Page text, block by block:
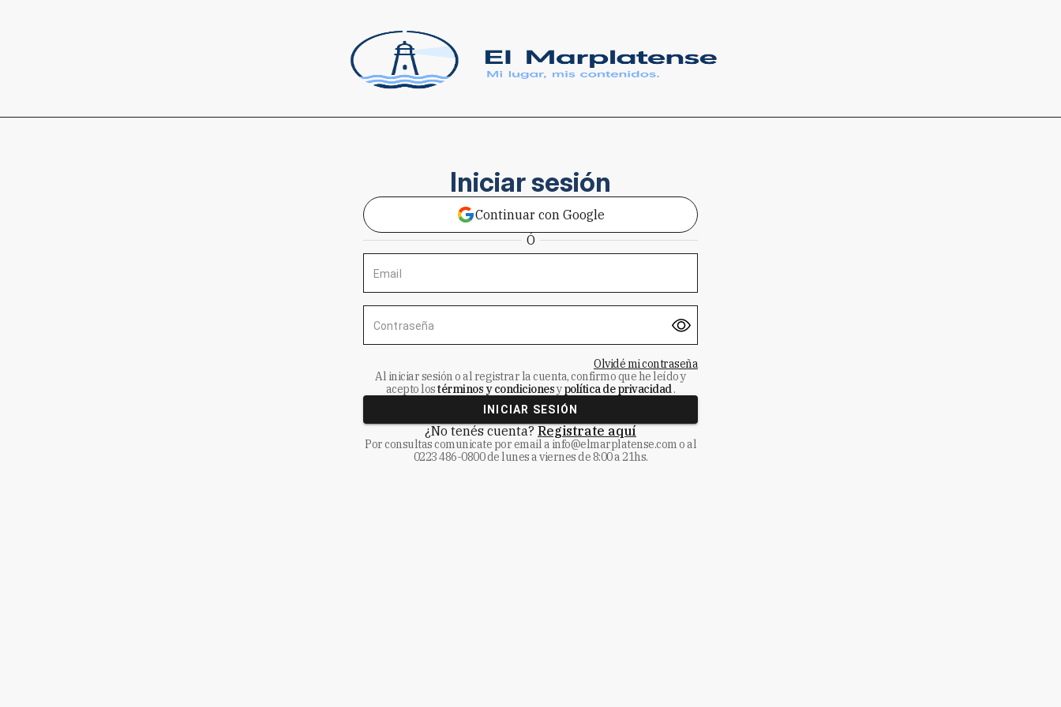
Iniciar sesión
Continuar con Google
Ó
Email
Contraseña
Olvidé mi contraseña
Al iniciar sesión o al registrar la cuenta, confirmo que he leído y
acepto lostérminos y condicionesypolítica de privacidad.
INICIAR SESIÓN
¿No tenés cuenta? Registrate aquí
Por consultas comunicate por email a info@elmarplatense.como al
0223 486-0800de lunes a viernes de 8:00 a 21hs.